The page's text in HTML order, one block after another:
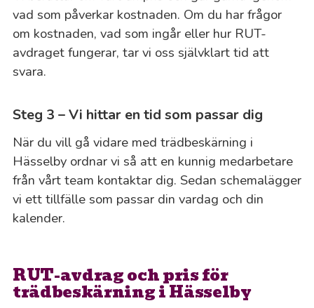
vad som påverkar kostnaden. Om du har frågor
om kostnaden, vad som ingår eller hur RUT-
avdraget fungerar, tar vi oss självklart tid att
svara.
Steg 3 – Vi hittar en tid som passar dig
När du vill gå vidare med trädbeskärning i
Hässelby ordnar vi så att en kunnig medarbetare
från vårt team kontaktar dig. Sedan schemalägger
vi ett tillfälle som passar din vardag och din
kalender.
RUT-avdrag och pris för
trädbeskärning i Hässelby